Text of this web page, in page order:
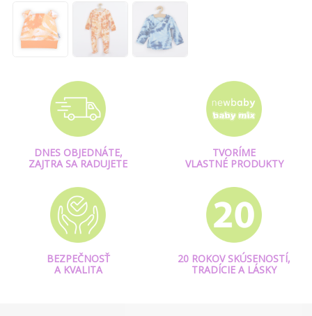
DNES OBJEDNÁTE,
ZAJTRA SA RADUJETE
TVORÍME
VLASTNÉ PRODUKTY
BEZPEČNOSŤ
A KVALITA
20 ROKOV SKÚSENOSTÍ,
TRADÍCIE A LÁSKY